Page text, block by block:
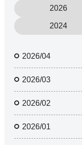
2026
2024
2026/04
2026/03
2026/02
2026/01